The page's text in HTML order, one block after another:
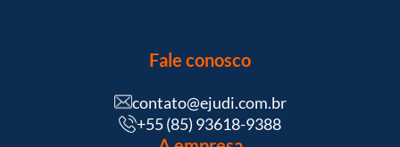
Fale conosco
contato@ejudi.com.br
+55 (85) 93618-9388